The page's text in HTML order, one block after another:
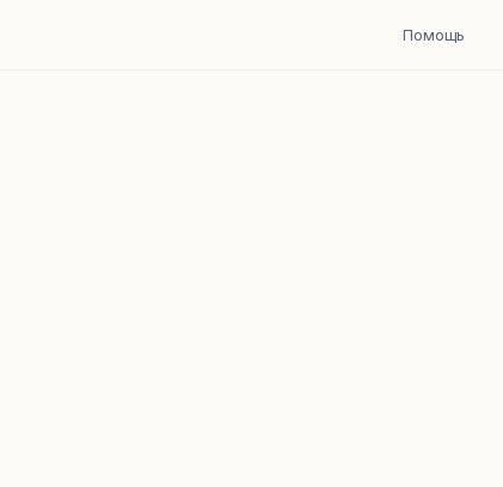
Помощь